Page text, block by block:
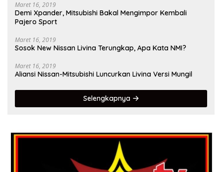
Maret 16, 2019
Demi Xpander, Mitsubishi Bakal Mengimpor Kembali
Pajero Sport
Maret 16, 2019
Sosok New Nissan Livina Terungkap, Apa Kata NMI?
Maret 16, 2019
Aliansi Nissan-Mitsubishi Luncurkan Livina Versi Mungil
Selengkapnya